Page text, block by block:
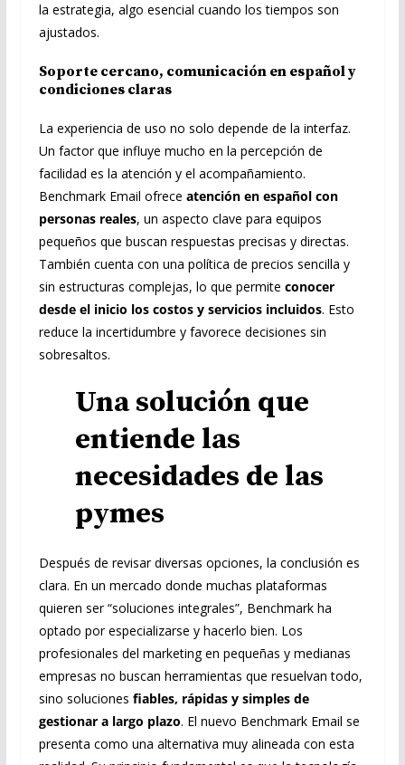
la estrategia, algo esencial cuando los tiempos son
ajustados.
Soporte cercano, comunicación en español y
condiciones claras
La experiencia de uso no solo depende de la interfaz.
Un factor que influye mucho en la percepción de
facilidad es la atención y el acompañamiento.
Benchmark Email ofrece atención en español con
personas reales, un aspecto clave para equipos
pequeños que buscan respuestas precisas y directas.
También cuenta con una política de precios sencilla y
sin estructuras complejas, lo que permite conocer
desde el inicio los costos y servicios incluidos. Esto
reduce la incertidumbre y favorece decisiones sin
sobresaltos.
Una solución que
entiende las
necesidades de las
pymes
Después de revisar diversas opciones, la conclusión es
clara. En un mercado donde muchas plataformas
quieren ser “soluciones integrales”, Benchmark ha
optado por especializarse y hacerlo bien. Los
profesionales del marketing en pequeñas y medianas
empresas no buscan herramientas que resuelvan todo,
sino soluciones fiables, rápidas y simples de
gestionar a largo plazo. El nuevo Benchmark Email se
presenta como una alternativa muy alineada con esta